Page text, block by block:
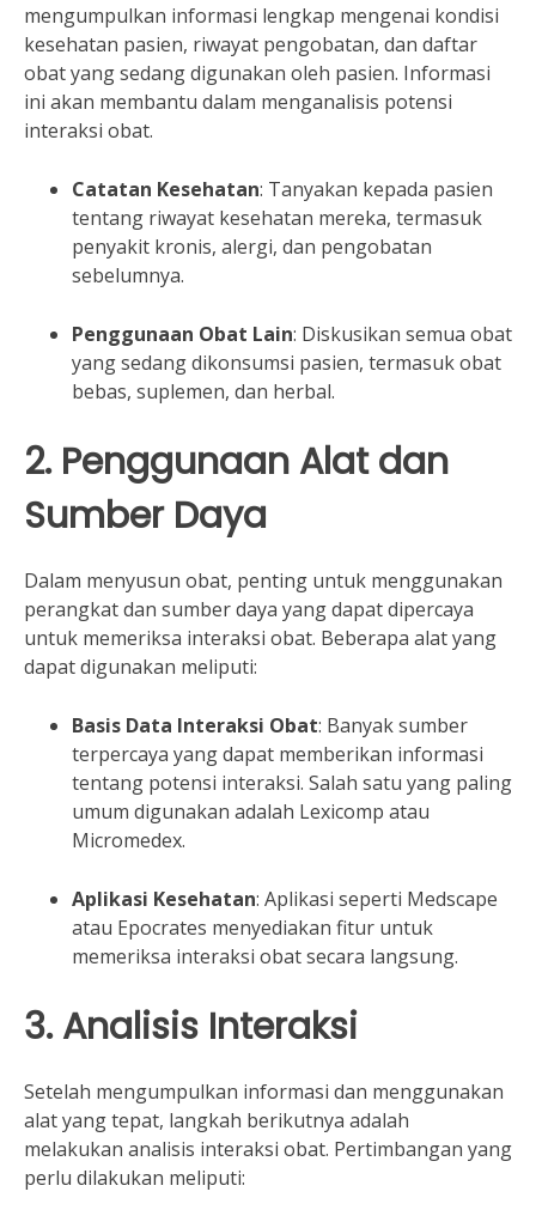
mengumpulkan informasi lengkap mengenai kondisi
kesehatan pasien, riwayat pengobatan, dan daftar
obat yang sedang digunakan oleh pasien. Informasi
ini akan membantu dalam menganalisis potensi
interaksi obat.
Catatan Kesehatan: Tanyakan kepada pasien
tentang riwayat kesehatan mereka, termasuk
penyakit kronis, alergi, dan pengobatan
sebelumnya.
Penggunaan Obat Lain: Diskusikan semua obat
yang sedang dikonsumsi pasien, termasuk obat
bebas, suplemen, dan herbal.
2. Penggunaan Alat dan
Sumber Daya
Dalam menyusun obat, penting untuk menggunakan
perangkat dan sumber daya yang dapat dipercaya
untuk memeriksa interaksi obat. Beberapa alat yang
dapat digunakan meliputi:
Basis Data Interaksi Obat: Banyak sumber
terpercaya yang dapat memberikan informasi
tentang potensi interaksi. Salah satu yang paling
umum digunakan adalah Lexicomp atau
Micromedex.
Aplikasi Kesehatan: Aplikasi seperti Medscape
atau Epocrates menyediakan fitur untuk
memeriksa interaksi obat secara langsung.
3. Analisis Interaksi
Setelah mengumpulkan informasi dan menggunakan
alat yang tepat, langkah berikutnya adalah
melakukan analisis interaksi obat. Pertimbangan yang
perlu dilakukan meliputi: